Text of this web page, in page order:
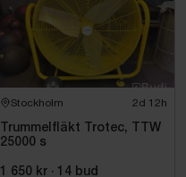
Stockholm 2d 12h
Trummelfläkt Trotec, TTW
25000 s
1 650 kr · 14 bud